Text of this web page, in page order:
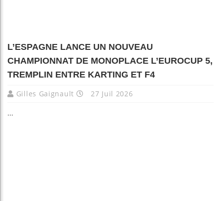
L’ESPAGNE LANCE UN NOUVEAU
CHAMPIONNAT DE MONOPLACE L’EUROCUP 5,
TREMPLIN ENTRE KARTING ET F4
Gilles Gaignault 27 Juil 2026
...